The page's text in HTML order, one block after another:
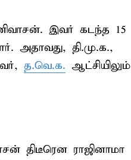
இவர் கடந்த 15
அதாவது, தி.மு.க.,
த.வெ.க. ஆட்சியிலும்
திடீரென ராஜினாமா